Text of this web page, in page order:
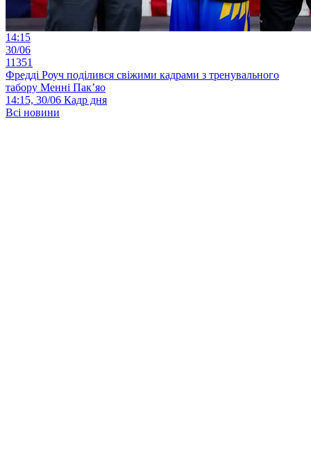
14:15
30/06
11351
Фредді Роуч поділився свіжими кадрами з тренувального
табору Менні Пак’яо
14:15, 30/06 Кадр дня
Всі новини